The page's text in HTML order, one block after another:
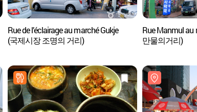
Rue de l’éclairage au marché Gukje
(국제시장 조명의 거리)
Rue Manmul au
만물의거리)